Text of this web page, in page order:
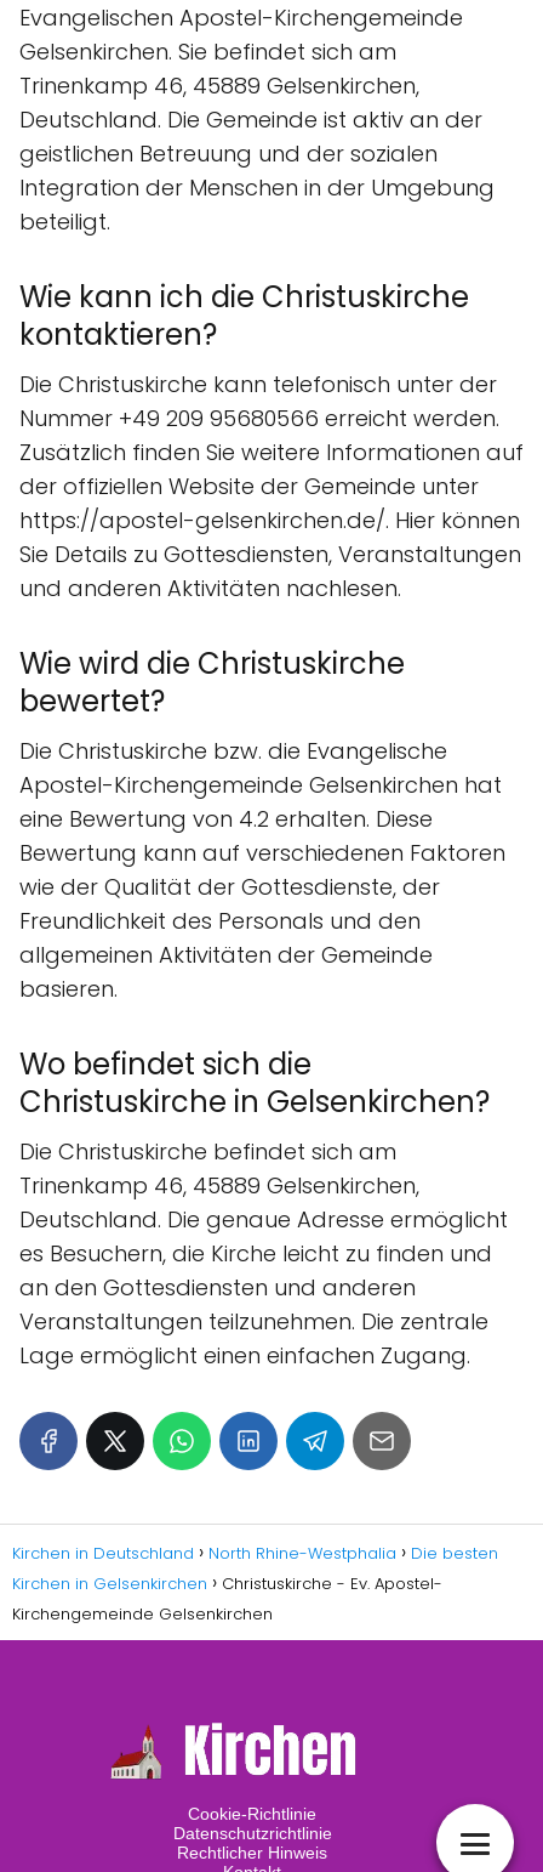
Evangelischen Apostel-Kirchengemeinde
Gelsenkirchen. Sie befindet sich am
Trinenkamp 46, 45889 Gelsenkirchen,
Deutschland. Die Gemeinde ist aktiv an der
geistlichen Betreuung und der sozialen
Integration der Menschen in der Umgebung
beteiligt.
Wie kann ich die Christuskirche
kontaktieren?
Die Christuskirche kann telefonisch unter der
Nummer +49 209 95680566 erreicht werden.
Zusätzlich finden Sie weitere Informationen auf
der offiziellen Website der Gemeinde unter
https://apostel-gelsenkirchen.de/. Hier können
Sie Details zu Gottesdiensten, Veranstaltungen
und anderen Aktivitäten nachlesen.
Wie wird die Christuskirche
bewertet?
Die Christuskirche bzw. die Evangelische
Apostel-Kirchengemeinde Gelsenkirchen hat
eine Bewertung von 4.2 erhalten. Diese
Bewertung kann auf verschiedenen Faktoren
wie der Qualität der Gottesdienste, der
Freundlichkeit des Personals und den
allgemeinen Aktivitäten der Gemeinde
basieren.
Wo befindet sich die
Christuskirche in Gelsenkirchen?
Die Christuskirche befindet sich am
Trinenkamp 46, 45889 Gelsenkirchen,
Deutschland. Die genaue Adresse ermöglicht
es Besuchern, die Kirche leicht zu finden und
an den Gottesdiensten und anderen
Veranstaltungen teilzunehmen. Die zentrale
Lage ermöglicht einen einfachen Zugang.
Kirchen in Deutschland North Rhine-Westphalia
Die besten
Kirchen in Gelsenkirchen
Christuskirche - Ev. Apostel-
Kirchengemeinde Gelsenkirchen
Cookie-Richtlinie
Datenschutzrichtlinie
Rechtlicher Hinweis